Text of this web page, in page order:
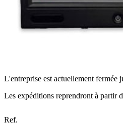
L'entreprise est actuellement fermée
Les expéditions reprendront à partir
Ref.